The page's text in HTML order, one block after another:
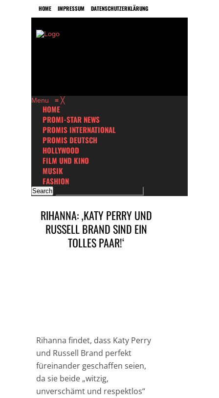
HOME IMPRESSUM DATENSCHUTZERKLÄRUNG
Menu ≡ ╳
HOME
PROMI-STAR NEWS
PROMIS INTERNATIONAL
PROMIS DEUTSCH
HOLLYWOOD
FILM UND KINO
MUSIK
FASHION
RIHANNA: ‚KATY PERRY UND
RUSSELL BRAND SIND EIN
TOLLES PAAR!‘
Rihanna findet, dass Katy Perry
und Russell Brand perfekt
füreinander geschaffen seien,
da sie beide „witzig,
unverschämt und respektlos“